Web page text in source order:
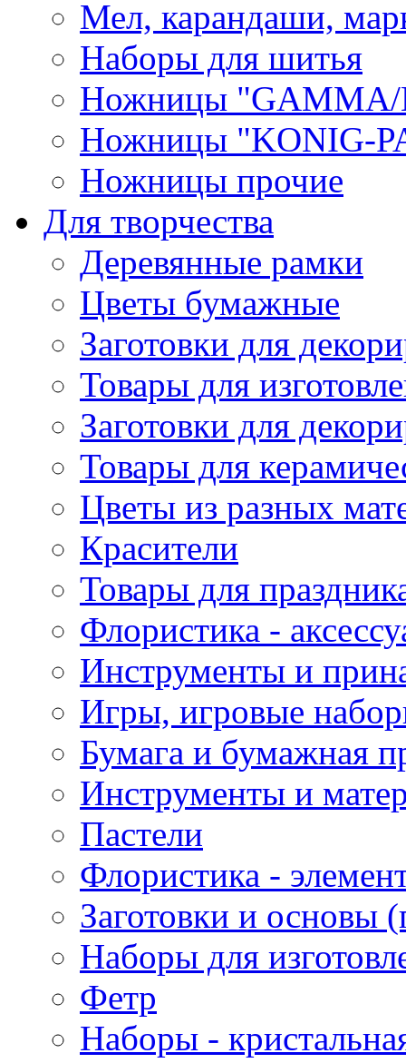
Мел, карандаши,
Наборы для шитья
Ножницы "GAMMA/
Ножницы "KONIG-
Ножницы прочие
Для творчества
Деревянные рамки
Цветы бумажные
Заготовки для
Товары для
Заготовки для
Товары для
Цветы из разных
Красители
Товары для
Флористика -
Инструменты и
Игры, игровые
Бумага и бумажная
Инструменты и
Пастели
Флористика -
Заготовки и основы
Наборы для
Фетр
Наборы -